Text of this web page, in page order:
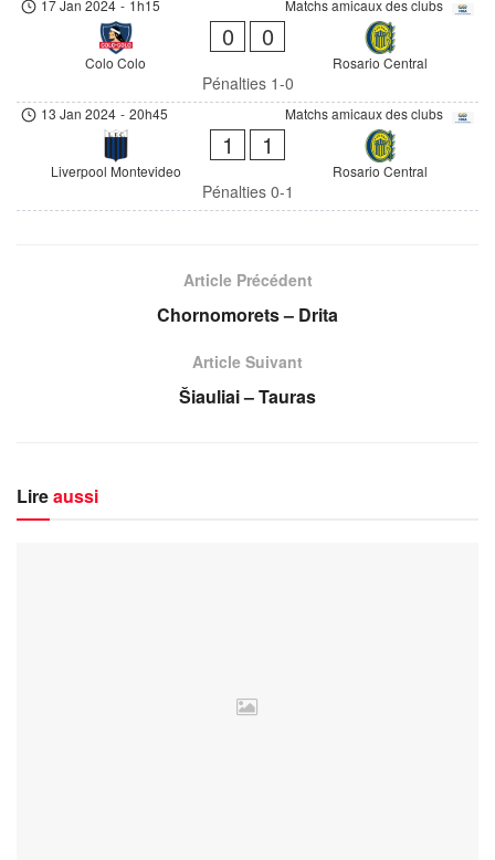
Matchs amicaux des clubs
17 Jan 2024 - 1h15
Colo Colo
0 0
Rosario Central
Pénalties 1-0
Matchs amicaux des clubs
13 Jan 2024 - 20h45
Liverpool Montevideo
1 1
Rosario Central
Pénalties 0-1
Article Précédent
Chornomorets – Drita
Article Suivant
Šiauliai – Tauras
Lireaussi